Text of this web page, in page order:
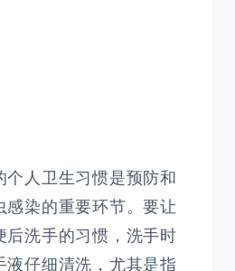
个人卫生习惯是预防和
感染的重要环节。要让
后洗手的习惯，洗手时
液仔细清洗，尤其是指